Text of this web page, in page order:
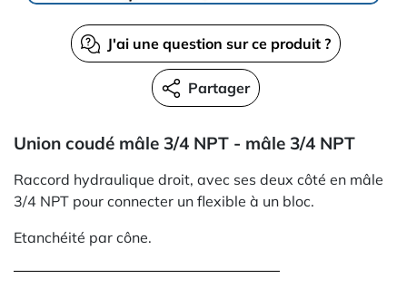
J'ai une question sur ce produit ?
Partager
Union coudé mâle 3/4 NPT - mâle 3/4 NPT
Raccord hydraulique droit, avec ses deux côté en mâle
3/4 NPT pour connecter un flexible à un bloc.
Etanchéité par cône.